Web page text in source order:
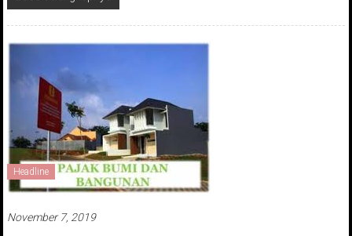
Headline
November 7, 2019